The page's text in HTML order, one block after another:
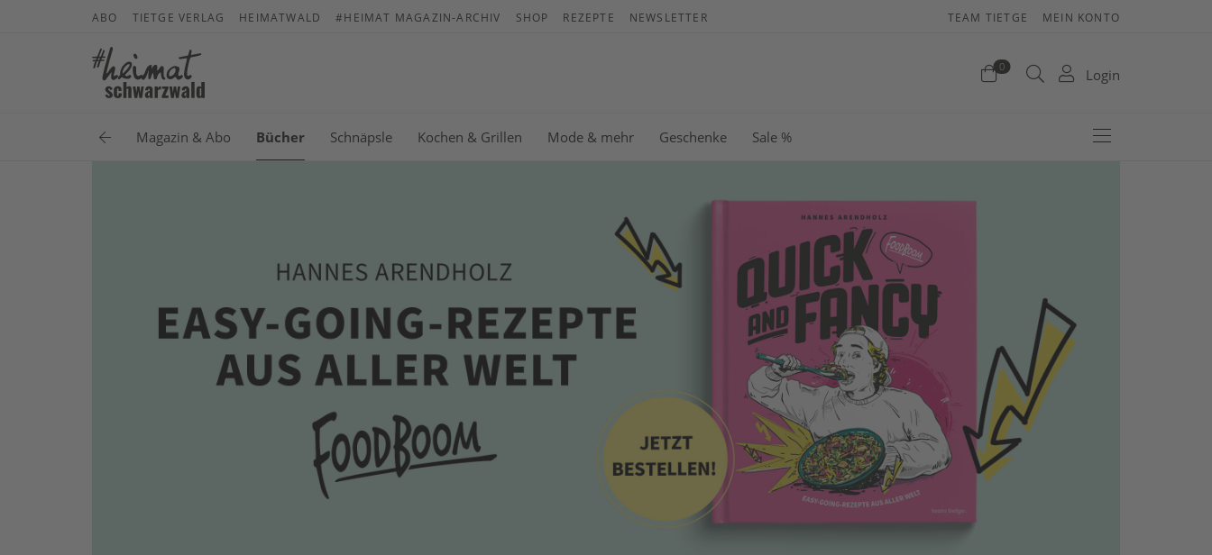
ABO TIETGE VERLAG HEIMATWALD #HEIMAT MAGAZIN-ARCHIV SHOP REZEPTE NEWSLETTER TEAM TIETGE MEIN KONTO
0 Login
Magazin & Abo Bücher Schnäpsle Kochen & Grillen Mode & mehr Geschenke Sale %